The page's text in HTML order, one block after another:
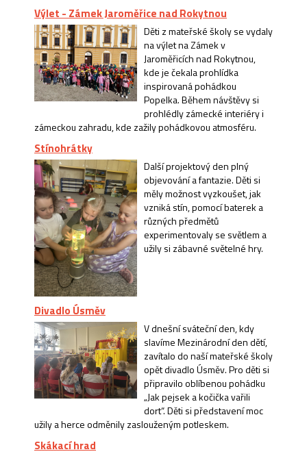
Výlet - Zámek Jaroměřice nad Rokytnou
Děti z mateřské školy se vydaly
na výlet na Zámek v
Jaroměřicích nad Rokytnou,
kde je čekala prohlídka
inspirovaná pohádkou
Popelka. Během návštěvy si
prohlédly zámecké interiéry i
zámeckou zahradu, kde zažily pohádkovou atmosféru.
Stínohrátky
Další projektový den plný
objevování a fantazie. Děti si
měly možnost vyzkoušet, jak
vzniká stín, pomocí baterek a
různých předmětů
experimentovaly se světlem a
užily si zábavné světelné hry.
Divadlo Úsměv
V dnešní sváteční den, kdy
slavíme Mezinárodní den dětí,
zavítalo do naší mateřské školy
opět divadlo Úsměv. Pro děti si
připravilo oblíbenou pohádku
„Jak pejsek a kočička vařili
dort“. Děti si představení moc
užily a herce odměnily zaslouženým potleskem.
Skákací hrad